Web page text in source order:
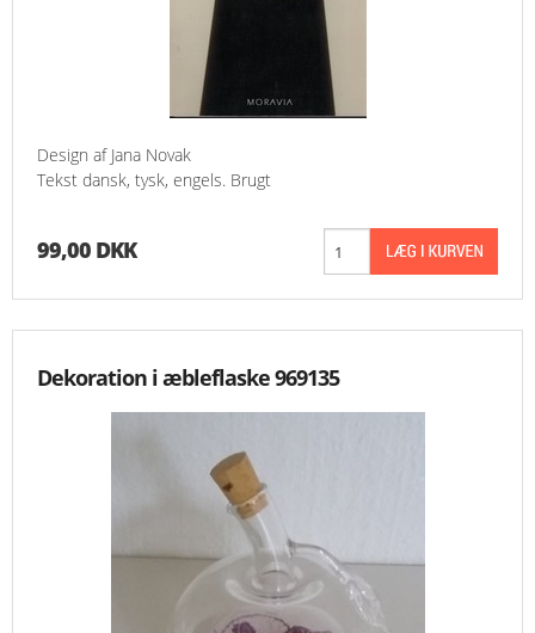
Design af Jana Novak
Tekst dansk, tysk, engels. Brugt
99,00 DKK
Dekoration i æbleflaske 969135